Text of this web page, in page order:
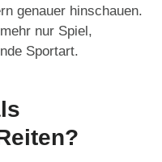
genauer hinschauen.
nur Spiel,
Sportart.